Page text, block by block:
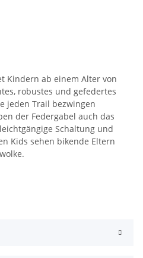
Kindern ab einem Alter von
robustes und gefedertes
jeden Trail bezwingen
der Federgabel auch das
Schaltung und
Kids sehen bikende Eltern